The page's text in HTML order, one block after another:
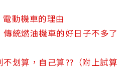
動機車的理由
統燃油機車的好日子不多了
划算，自己算??（附上試算